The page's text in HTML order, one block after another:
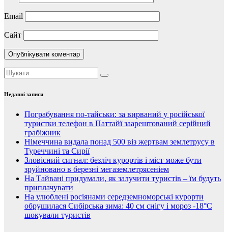
Email
Сайт
Недавні записи
Пограбування по-тайськи: за вирваний у російської
туристки телефон в Паттайї заарештований серійний
грабіжник
Німеччина видала понад 500 віз жертвам землетрусу в
Туреччині та Сирії
Зловісний сигнал: безліч курортів і міст може бути
зруйновано в березні мегаземлетрясеніем
На Тайвані придумали, як залучити туристів – їм будуть
приплачувати
На улюблені росіянами середземноморські курорти
обрушилася Сибірська зима: 40 см снігу і мороз -18°C
шокували туристів